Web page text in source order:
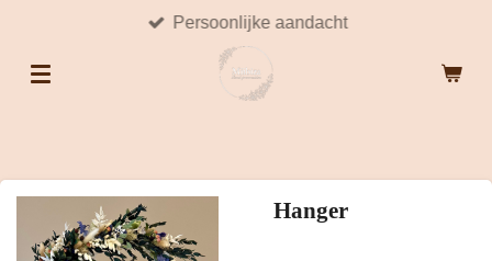
naar
Persoonlijke aandacht
Hanger